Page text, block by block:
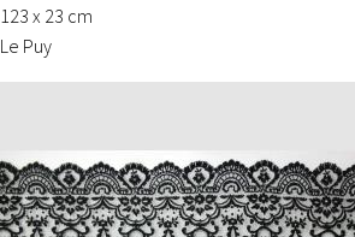
123 x 23 cm
Le Puy